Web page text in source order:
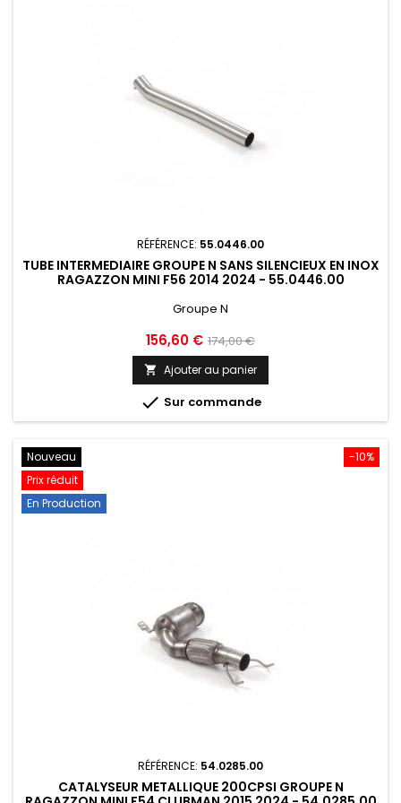
RÉFÉRENCE: 55.0446.00
TUBE INTERMEDIAIRE GROUPE N SANS SILENCIEUX EN INOX
RAGAZZON MINI F56 2014 2024 - 55.0446.00
Groupe N
Prix
156,60 € Prix
de
base
174,00 €
 Ajouter au panier
 Sur commande
-10%
Nouveau
Prix réduit
En Production
RÉFÉRENCE: 54.0285.00
CATALYSEUR METALLIQUE 200CPSI GROUPE N